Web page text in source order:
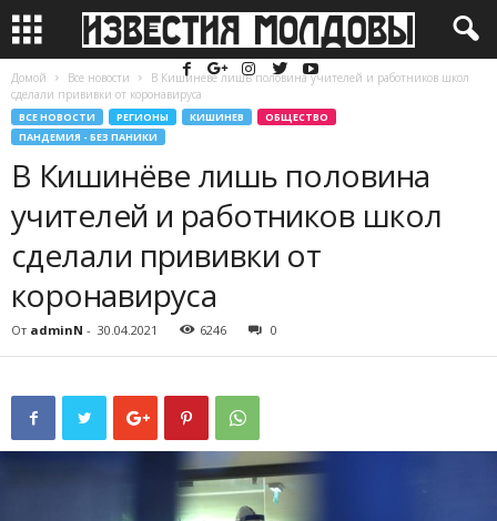
Домой Все новости
В Кишинёве лишь половина учителей и работников школ
сделали прививки от коронавируса
ВСЕ НОВОСТИ РЕГИОНЫ КИШИНЕВ
ОБЩЕСТВО
ПАНДЕМИЯ - БЕЗ ПАНИКИ
В Кишинёве лишь половина
учителей и работников школ
сделали прививки от
коронавируса
От adminN - 30.04.2021 6246 0